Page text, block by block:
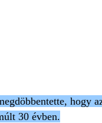
hogy
30 évben.